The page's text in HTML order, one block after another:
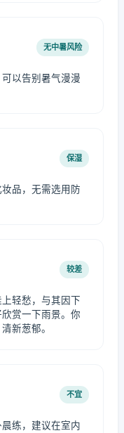
无中暑风险
以告别暑气漫漫
保湿
品，无需选用防
较差
轻愁，与其因下
赏一下雨景。你
新葱郁。
不宜
练，建议在室内